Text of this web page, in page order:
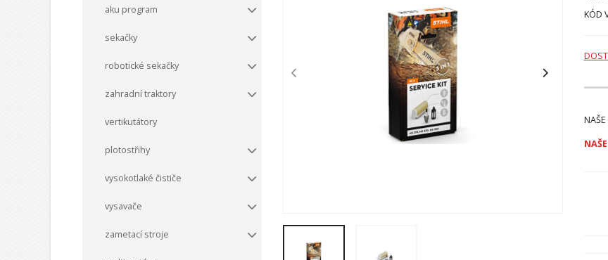
aku program
sekačky
robotické sekačky
zahradní traktory
vertikutátory
plotostřihy
vysokotlaké čističe
vysavače
zametací stroje
KÓD